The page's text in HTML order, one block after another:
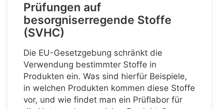
Prüfungen auf
besorgniserregende Stoffe
(SVHC)
Die EU-Gesetzgebung schränkt die
Verwendung bestimmter Stoffe in
Produkten ein. Was sind hierfür Beispiele,
in welchen Produkten kommen diese Stoffe
vor, und wie findet man ein Prüflabor für